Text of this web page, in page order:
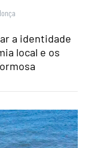
a identidade
local e os